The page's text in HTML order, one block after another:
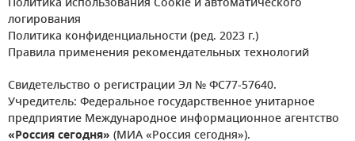
логирования
Политика конфиденциальности (ред. 2023 г.)
Правила применения рекомендательных технологий
Свидетельство о регистрации Эл № ФС77-57640.
Учредитель: Федеральное государственное унитарное
предприятие Международное информационное агентство
«Россия сегодня» (МИА «Россия сегодня»).